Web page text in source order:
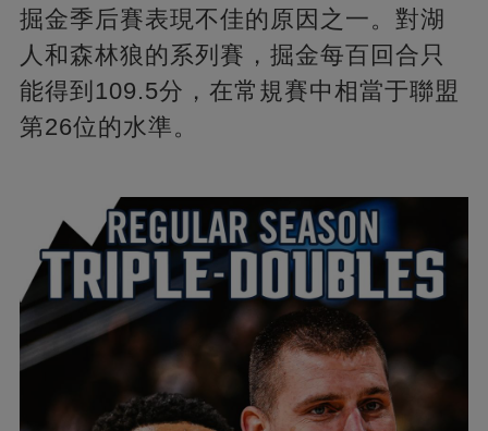
掘金季后賽表現不佳的原因之一。對湖
人和森林狼的系列賽，掘金每百回合只
能得到109.5分，在常規賽中相當于聯盟
第26位的水準。